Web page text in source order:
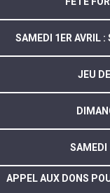
SAMEDI 1ER AVRIL :
JEU
SAMEDI
APPEL AUX DONS